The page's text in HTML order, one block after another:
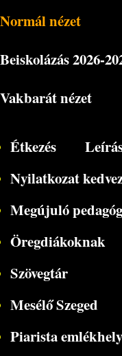
Normál nézet
Beiskolázás2026-
Vakbarát nézet
Étkezés
Nyilatkozat
Megújuló
Öregdiákoknak
Szövegtár
Mesélő Szeged
Piarista